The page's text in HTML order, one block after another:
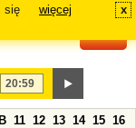
się
więcej x
11 12 13 14 15 16